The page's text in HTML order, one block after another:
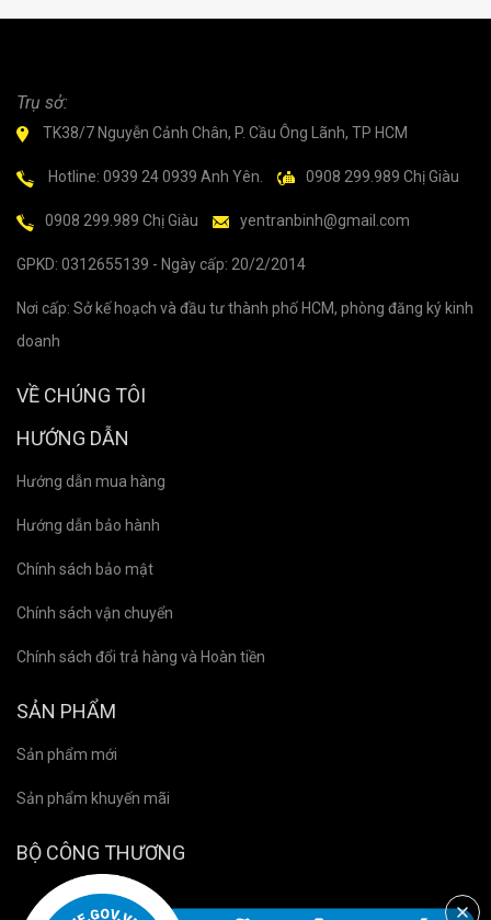
Trụ sở:
TK38/7 Nguyễn Cảnh Chân, P. Cầu Ông Lãnh, TP HCM
Hotline: 0939 24 0939 Anh Yên. 0908 299.989 Chị Giàu
0908 299.989 Chị Giàu yentranbinh@gmail.com
GPKD: 0312655139 - Ngày cấp: 20/2/2014
Nơi cấp: Sở kế hoạch và đầu tư thành phố HCM, phòng đăng ký kinh
doanh
VỀ CHÚNG TÔI
HƯỚNG DẪN
Hướng dẫn mua hàng
Hướng dẫn bảo hành
Chính sách bảo mật
Chính sách vận chuyển
Chính sách đổi trả hàng và Hoàn tiền
SẢN PHẨM
Sản phẩm mới
Sản phẩm khuyến mãi
BỘ CÔNG THƯƠNG